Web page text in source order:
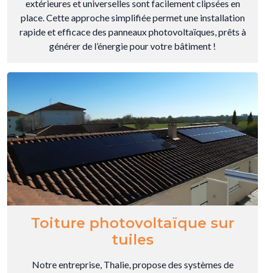
extérieures et universelles sont facilement clipsées en
place. Cette approche simplifiée permet une installation
rapide et efficace des panneaux photovoltaïques, prêts à
générer de l’énergie pour votre bâtiment !
Toiture photovoltaïque sur
tuiles
Notre entreprise, Thalie, propose des systèmes de